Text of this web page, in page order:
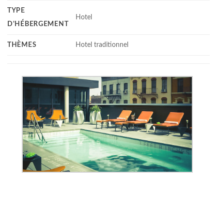
TYPE
D'HÉBERGEMENT
Hotel
THÈMES Hotel traditionnel